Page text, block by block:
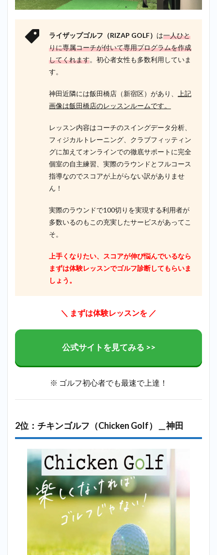
ライザップゴルフ（RIZAP GOLF） は一人ひと
りに専属コーチが付いて専用プログラムを作成
してくれます。初心者女性も多数利用していま
す。
神田近隣には飯田橋店（新宿区）があり、
上記
画像は飯田橋店のレッスンルームです。
レッスン内容はコーチのスイングデータ分析、
フィジカルトレーニング、クラブフィッティン
グに加えてオンラインでの徹底サポートに完全
個室の自主練習、実際のラウンドとフルコース
指導なのでスコアが上がらない訳がありませ
ん！
実際のラウンドで100切りを実現する利用者が
多数いるのもこの充実したサービスがあってこ
そ。
上手くなりたい、スコアが伸び悩んでいるなら
まずは体験レッスンでゴルフ診断してもらいま
しょう。
＼ まずは体験レッスンを ／
公式サイトを見てみる >>
※ ゴルフ初心者でも最速で上達！
2位：チキンゴルフ（Chicken Golf）＿神田